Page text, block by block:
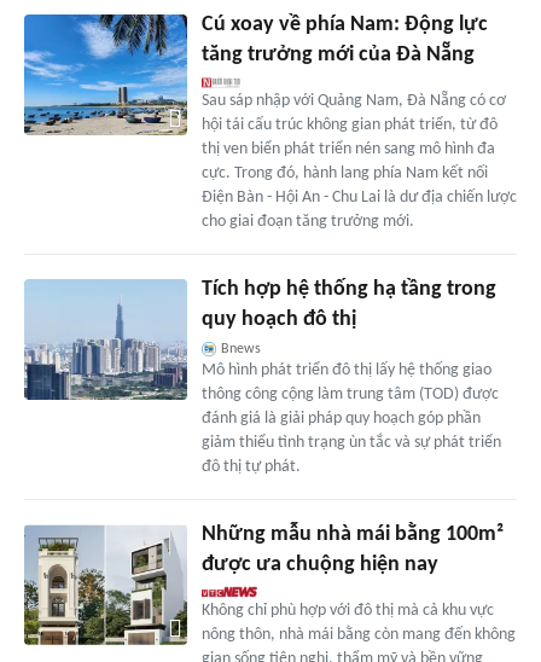
Cú xoay về phía Nam: Động lực
tăng trưởng mới của Đà Nẵng
Sau sáp nhập với Quảng Nam, Đà Nẵng có cơ
hội tái cấu trúc không gian phát triển, từ đô
thị ven biển phát triển nén sang mô hình đa
cực. Trong đó, hành lang phía Nam kết nối
Điện Bàn - Hội An - Chu Lai là dư địa chiến lược
cho giai đoạn tăng trưởng mới.
Tích hợp hệ thống hạ tầng trong
quy hoạch đô thị
Bnews
Mô hình phát triển đô thị lấy hệ thống giao
thông công cộng làm trung tâm (TOD) được
đánh giá là giải pháp quy hoạch góp phần
giảm thiểu tình trạng ùn tắc và sự phát triển
đô thị tự phát.
Những mẫu nhà mái bằng 100m²
được ưa chuộng hiện nay
Không chỉ phù hợp với đô thị mà cả khu vực
nông thôn, nhà mái bằng còn mang đến không
gian sống tiện nghi, thẩm mỹ và bền vững